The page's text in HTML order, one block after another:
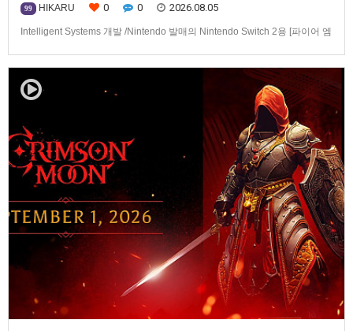
99 HIKARU 0 0 2026.08.05
Intelligent Systems 개발 /Nintendo 발매의 Nintendo Switch 2용 [파이어 엠